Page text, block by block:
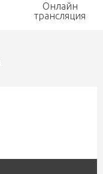
Онлайн
трансляция